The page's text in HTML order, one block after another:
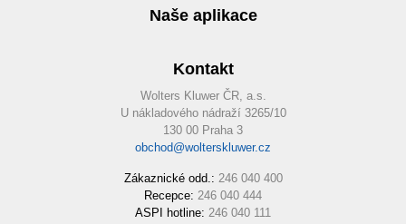
Naše aplikace
Kontakt
Wolters Kluwer ČR, a.s.
U nákladového nádraží 3265/10
130 00 Praha 3
obchod@wolterskluwer.cz
Zákaznické odd.: 246 040 400
Recepce: 246 040 444
ASPI hotline: 246 040 111